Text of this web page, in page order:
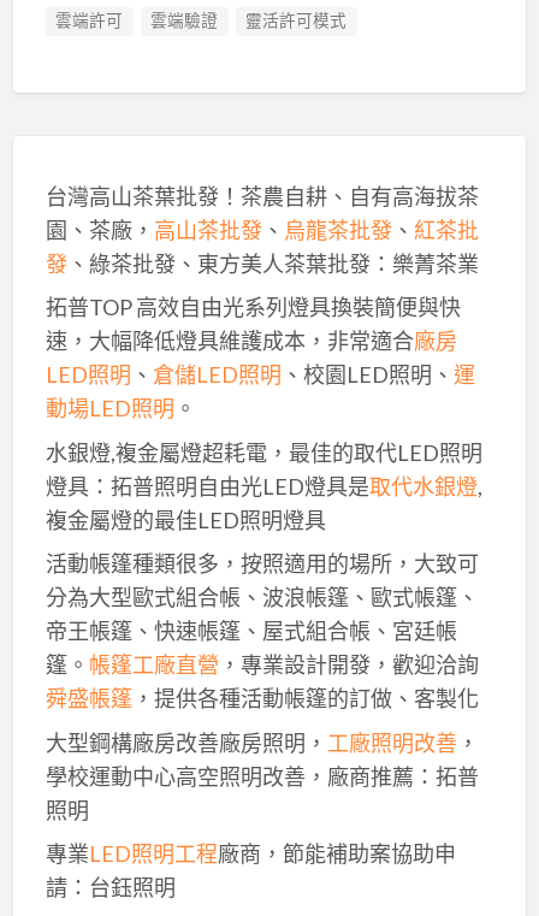
雲端許可
雲端驗證 靈活許可模式
台灣高山茶葉批發！茶農自耕、自有高海拔茶
園、茶廠， 高山茶批發、 烏龍茶批發、 紅茶批
發、綠茶批發、東方美人茶葉批發：樂菁茶業
拓普TOP 高效自由光系列燈具換裝簡便與快
速，大幅降低燈具維護成本，非常適合廠房
LED照明 、 倉儲LED照明 、校園LED照明、 運
動場LED照明 。
水銀燈,複金屬燈超耗電，最佳的取代LED照明
燈具：拓普照明自由光LED燈具是取代水銀燈,
複金屬燈的最佳LED照明燈具
活動帳篷種類很多，按照適用的場所，大致可
分為大型歐式組合帳、波浪帳篷、歐式帳篷、
帝王帳篷、快速帳篷、屋式組合帳、宮廷帳
篷。 帳篷工廠直營 ，專業設計開發，歡迎洽詢
舜盛帳篷，提供各種活動帳篷的訂做、客製化
大型鋼構廠房改善廠房照明， 工廠照明改善，
學校運動中心高空照明改善，廠商推薦：拓普
照明
專業LED照明工程廠商，節能補助案協助申
請：台鈺照明